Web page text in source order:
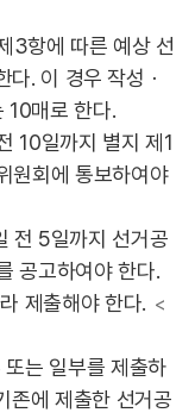
3항에 따른 예상 선
. 이 경우 작성ㆍ
10매로 한다.
10일까지 별지 제1
원회에 통보하여야
전 5일까지 선거공
공고하여야 한다.
제출해야 한다. <
는 일부를 제출하
존에 제출한 선거공